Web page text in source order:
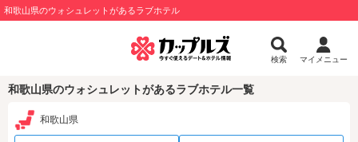
和歌山県のウォシュレットがあるラブホテル
検索 マイメニュー
和歌山県のウォシュレットがあるラブホテル一覧
和歌山県